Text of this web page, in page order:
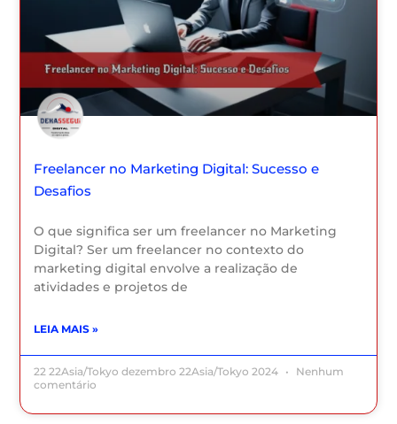
Freelancer no Marketing Digital: Sucesso e
Desafios
O que significa ser um freelancer no Marketing
Digital? Ser um freelancer no contexto do
marketing digital envolve a realização de
atividades e projetos de
LEIA MAIS »
22 22Asia/Tokyo dezembro 22Asia/Tokyo 2024
Nenhum
comentário